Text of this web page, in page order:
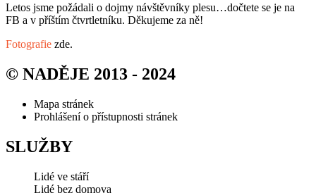
Letos jsme požádali o dojmy návštěvníky plesu…dočtete se je na
FB a v příštím čtvrtletníku. Děkujeme za ně!
Fotografie zde.
© NADĚJE 2013 - 2024
Mapa stránek
Prohlášení o přístupnosti stránek
SLUŽBY
Lidé ve stáří
Lidé bez domova